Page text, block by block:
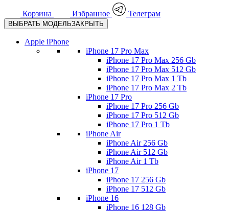
Корзина Избранное Телеграм
ВЫБРАТЬ МОДЕЛЬЗАКРЫТЬ
Apple iPhone
iPhone 17 Pro Max
iPhone 17 Pro Max 256 Gb
iPhone 17 Pro Max 512 Gb
iPhone 17 Pro Max 1 Tb
iPhone 17 Pro Max 2 Tb
iPhone 17 Pro
iPhone 17 Pro 256 Gb
iPhone 17 Pro 512 Gb
iPhone 17 Pro 1 Tb
iPhone Air
iPhone Air 256 Gb
iPhone Air 512 Gb
iPhone Air 1 Tb
iPhone 17
iPhone 17 256 Gb
iPhone 17 512 Gb
iPhone 16
iPhone 16 128 Gb